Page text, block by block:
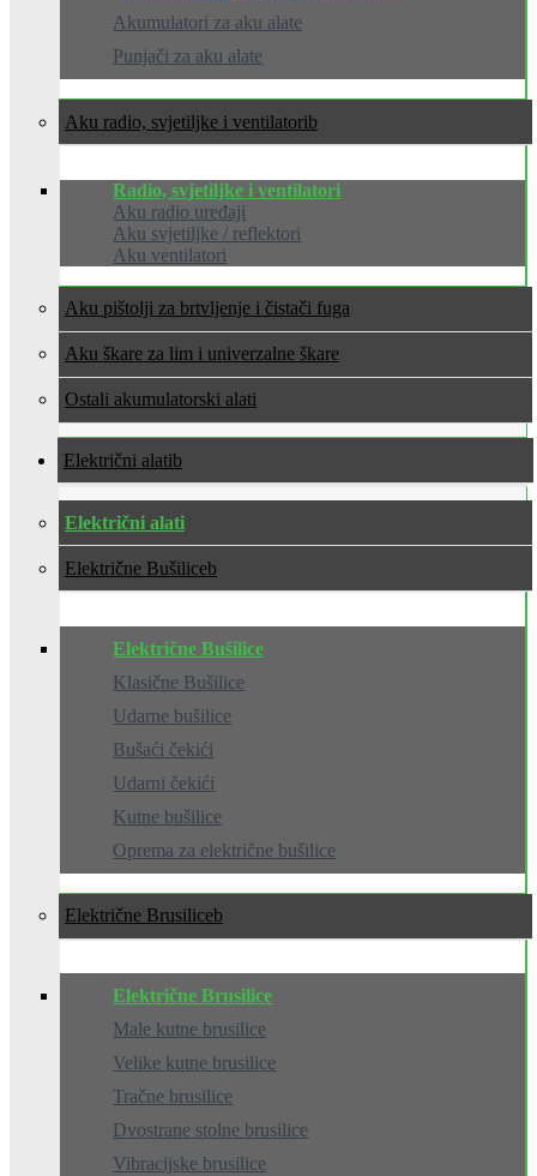
Akumulatori za aku alate
Punjači za aku alate
Aku radio, svjetiljke i ventilatori
Radio, svjetiljke i ventilatori
Aku radio uređaji
Aku svjetiljke / reflektori
Aku ventilatori
Aku pištolji za brtvljenje i čistači fuga
Aku škare za lim i univerzalne škare
Ostali akumulatorski alati
Električni alati
Električni alati
Električne Bušilice
Električne Bušilice
Klasične Bušilice
Udarne bušilice
Bušaći čekići
Udarni čekići
Kutne bušilice
Oprema za električne bušilice
Električne Brusilice
Električne Brusilice
Male kutne brusilice
Velike kutne brusilice
Tračne brusilice
Dvostrane stolne brusilice
Vibracijske brusilice